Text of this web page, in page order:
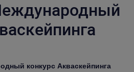
конкурс Акваскейпинга